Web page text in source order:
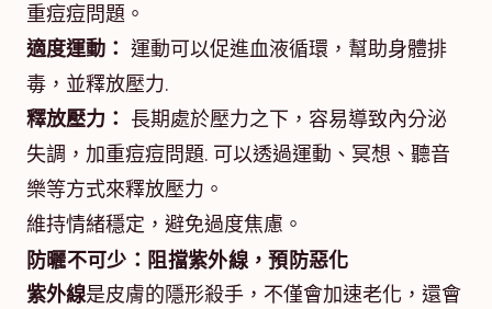
重痘痘問題。
適度運動： 運動可以促進血液循環，幫助身體排
毒，並釋放壓力.
釋放壓力： 長期處於壓力之下，容易導致內分泌
失調，加重痘痘問題. 可以透過運動、冥想、聽音
樂等方式來釋放壓力。
維持情緒穩定，避免過度焦慮。
防曬不可少：阻擋紫外線，預防惡化
紫外線是皮膚的隱形殺手，不僅會加速老化，還會